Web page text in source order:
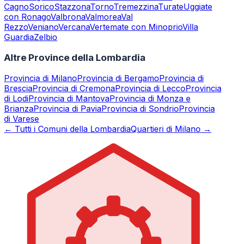
CagnoSoricoStazzonaTornoTremezzinaTurateUggiate
con RonagoValbronaValmoreaVal
RezzoVenianoVercanaVertemate con MinoprioVilla
GuardiaZelbio
Altre Province della Lombardia
Provincia di MilanoProvincia di BergamoProvincia di
BresciaProvincia di CremonaProvincia di LeccoProvincia
di LodiProvincia di MantovaProvincia di Monza e
BrianzaProvincia di PaviaProvincia di SondrioProvincia
di Varese
← Tutti i Comuni della LombardiaQuartieri di Milano →